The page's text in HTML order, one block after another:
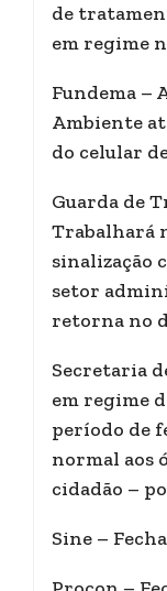
de
em regime
Fundema –
Ambiente
do celular
Guarda de
Trabalhará
sinalização
setor
retorna no
Secretaria
em regime
período de
normal aos
cidadão –
Sine –